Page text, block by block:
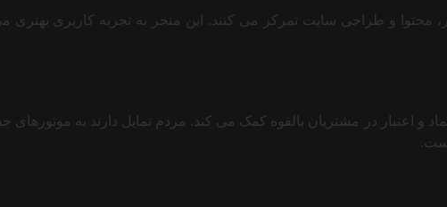
محتوا و طراحی سایت تمرکز می کنند. این منجر به تجربه کاربری
و اعتبار در مشتریان بالقوه کمک می کند. مردم تمایل دارند به